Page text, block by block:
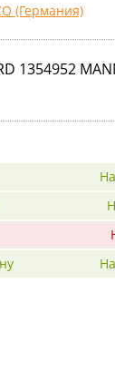
(Германия)
1354952